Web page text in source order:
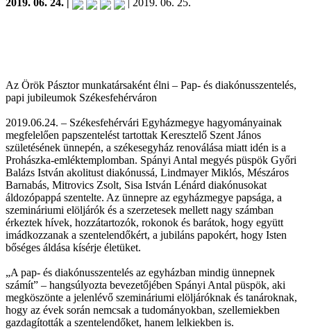
2019. 06. 24. | | 2019. 06. 25.
Az Örök Pásztor munkatársaként élni – Pap- és diakónusszentelés,
papi jubileumok Székesfehérváron
2019.06.24. – Székesfehérvári Egyházmegye hagyományainak
megfelelően papszentelést tartottak Keresztelő Szent János
születésének ünnepén, a székesegyház renoválása miatt idén is a
Prohászka-emléktemplomban. Spányi Antal megyés püspök Győri
Balázs István akolitust diakónussá, Lindmayer Miklós, Mészáros
Barnabás, Mitrovics Zsolt, Sisa István Lénárd diakónusokat
áldozópappá szentelte. Az ünnepre az egyházmegye papsága, a
szemináriumi elöljárók és a szerzetesek mellett nagy számban
érkeztek hívek, hozzátartozók, rokonok és barátok, hogy együtt
imádkozzanak a szentelendőkért, a jubiláns papokért, hogy Isten
bőséges áldása kísérje életüket.
„A pap- és diakónusszentelés az egyházban mindig ünnepnek
számít” – hangsúlyozta bevezetőjében Spányi Antal püspök, aki
megköszönte a jelenlévő szemináriumi elöljáróknak és tanároknak,
hogy az évek során nemcsak a tudományokban, szellemiekben
gazdagították a szentelendőket, hanem lelkiekben is.